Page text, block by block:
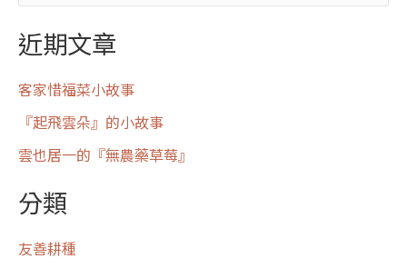
近期文章
客家惜福菜小故事
『起飛雲朵』的小故事
雲也居一的『無農藥草莓』
分類
友善耕種